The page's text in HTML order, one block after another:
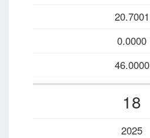
20.7001
0.0000
46.0000
18
2025